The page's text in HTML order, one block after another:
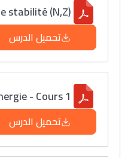
stabilité (N,Z)
تحميل الدرس
- Cours 1
تحميل الدرس